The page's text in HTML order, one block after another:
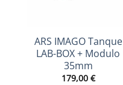
ARS IMAGO Tanque
LAB-BOX + Modulo
35mm
179,00 €